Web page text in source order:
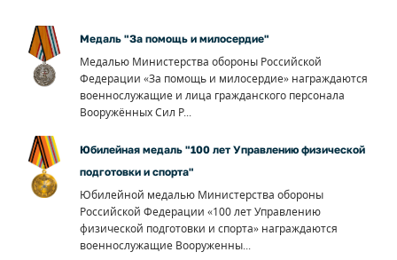
Медаль "За помощь и милосердие"
Медалью Министерства обороны Российской
Федерации «За помощь и милосердие» награждаются
военнослужащие и лица гражданского персонала
Вооружённых Сил Р...
Юбилейная медаль "100 лет Управлению физической
подготовки и спорта"
Юбилейной медалью Министерства обороны
Российской Федерации «100 лет Управлению
физической подготовки и спорта» награждаются
военнослужащие Вооруженны...